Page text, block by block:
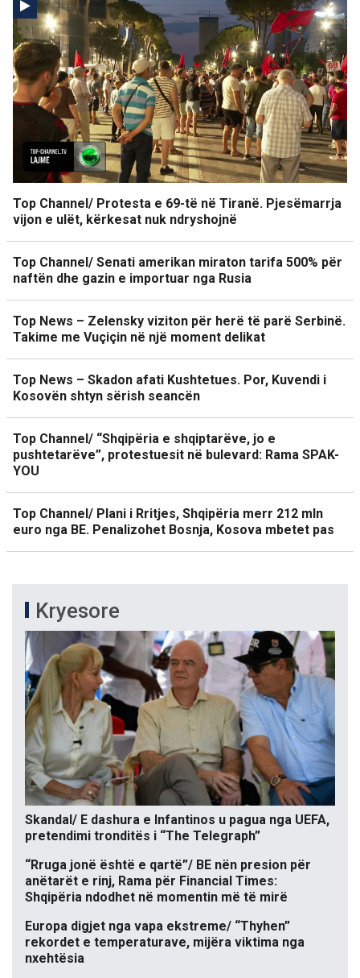
Top Channel/ Protesta e 69-të në Tiranë. Pjesëmarrja
vijon e ulët, kërkesat nuk ndryshojnë
Top Channel/ Senati amerikan miraton tarifa 500% për
naftën dhe gazin e importuar nga Rusia
Top News – Zelensky viziton për herë të parë Serbinë.
Takime me Vuçiçin në një moment delikat
Top News – Skadon afati Kushtetues. Por, Kuvendi i
Kosovën shtyn sërish seancën
Top Channel/ “Shqipëria e shqiptarëve, jo e
pushtetarëve”, protestuesit në bulevard: Rama SPAK-
YOU
Top Channel/ Plani i Rritjes, Shqipëria merr 212 mln
euro nga BE. Penalizohet Bosnja, Kosova mbetet pas
Kryesore
Skandal/ E dashura e Infantinos u pagua nga UEFA,
pretendimi tronditës i “The Telegraph”
“Rruga jonë është e qartë”/ BE nën presion për
anëtarët e rinj, Rama për Financial Times:
Shqipëria ndodhet në momentin më të mirë
Europa digjet nga vapa ekstreme/ “Thyhen”
rekordet e temperaturave, mijëra viktima nga
nxehtësia